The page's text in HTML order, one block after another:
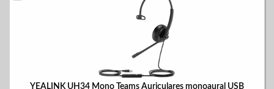
YEALINK UH34 Mono Teams Auriculares monoaural USB